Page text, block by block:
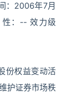
：2006年7月
：-- 效力级
份权益变动活
护证券市场秩